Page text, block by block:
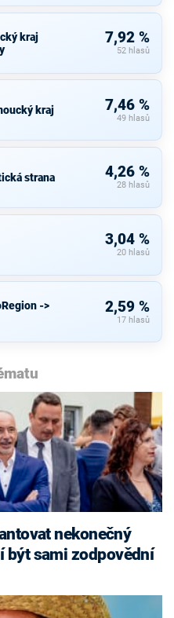
kraj
7,92 %
52 hlasů
kraj 7,46 %
49 hlasů
strana 4,26 %
28 hlasů
3,04 %
20 hlasů
->
2,59 %
17 hlasů
být sami zodpovědní